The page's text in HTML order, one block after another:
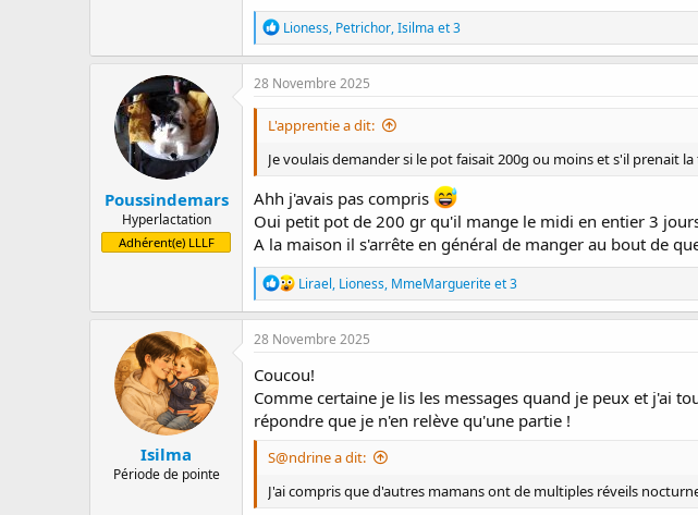
R
é
a
c
o
s
Lioness, Petrichor,Isilma et 3
Poussindemars
Hyperlactation
Adhérent(e) LLLF
28 Novembre 2025
L'apprentie a dit:
Je voulais demander si le pot faisait 200g ou moins et s'il prenait
Ahh j'avais pas compris
Oui petit pot de 200 gr qu'il mange le midi en entier 3
A la maison il s'arrête en général de manger au bout de
R
é
a
c
i
o
n
s
Lirael, Lioness, MmeMargueriteet 3
Isilma
Période de pointe
28 Novembre 2025
Coucou!
Comme certaine je lis les messages quand je peux et j'ai
répondre que je n'en relève qu'une partie !
S@ndrine a dit:
J'ai compris que d'autres mamans ont de multiples réveils